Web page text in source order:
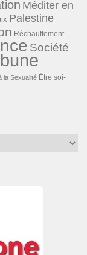
Méditer en
Palestine
Réchauffement
Société
la Sexualité Être soi-